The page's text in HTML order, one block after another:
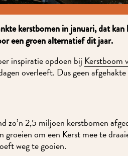
kerstbomen in januari, dat kan
een groen alternatief dit jaar.
inspiratie opdoen bij Kerstboom
overleeft. Dus geen
zo’n 2,5 miljoen kerstbomen
om een Kerst mee te
weg te gooien.